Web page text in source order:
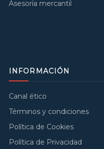
Asesoría mercantil
INFORMACIÓN
Canal ético
Términos y condiciones
Política de Cookies
Política de Privacidad